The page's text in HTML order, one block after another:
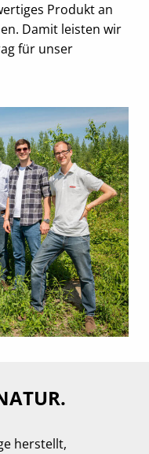
Produkt an
Damit leisten wir
für unser
herstellt,